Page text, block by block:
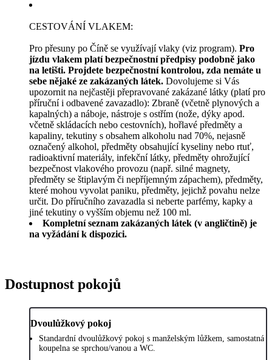
CESTOVÁNÍ VLAKEM:
Pro přesuny po Číně se využívají vlaky (viz program). Pro
jízdu vlakem platí bezpečnostní předpisy podobně jako
na letišti. Projdete bezpečnostní kontrolou, zda nemáte u
sebe nějaké ze zakázaných látek. Dovolujeme si Vás
upozornit na nejčastěji přepravované zakázané látky (platí pro
příruční i odbavené zavazadlo): Zbraně (včetně plynových a
kapalných) a náboje, nástroje s ostřím (nože, dýky apod.
včetně skládacích nebo cestovních), hořlavé předměty a
kapaliny, tekutiny s obsahem alkoholu nad 70%, nejasně
označený alkohol, předměty obsahující kyseliny nebo rtuť,
radioaktivní materiály, infekční látky, předměty ohrožující
bezpečnost vlakového provozu (např. silné magnety,
předměty se štiplavým či nepříjemným zápachem), předměty,
které mohou vyvolat paniku, předměty, jejichž povahu nelze
určit. Do příručního zavazadla si neberte parfémy, kapky a
jiné tekutiny o vyšším objemu než 100 ml.
Kompletní seznam zakázaných látek (v angličtině) je
na vyžádání k dispozici.
Dostupnost pokojů
Dvoulůžkový pokoj
Standardní dvoulůžkový pokoj s manželským lůžkem, samostatná
koupelna se sprchou/vanou a WC.